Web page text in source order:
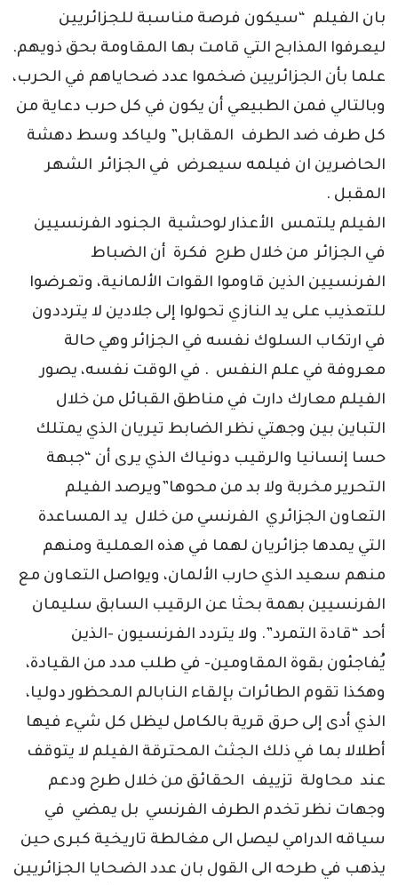
بان الفيلم “سيكون فرصة مناسبة للجزائريين
ليعرفوا المذابح التي قامت بها المقاومة بحق ذويهم.
علما بأن الجزائريين ضخموا عدد ضحاياهم في الحرب،
وبالتالي فمن الطبيعي أن يكون في كل حرب دعاية من
كل طرف ضد الطرف المقابل” ولياكد وسط دهشة
الحاضرين ان فيلمه سيعرض في الجزائر الشهر
المقبل .
الفيلم يلتمس الأعذار لوحشية الجنود الفرنسيين
في الجزائر من خلال طرح فكرة أن الضباط
الفرنسيين الذين قاوموا القوات الألمانية، وتعرضوا
للتعذيب على يد النازي تحولوا إلى جلادين لا يترددون
في ارتكاب السلوك نفسه في الجزائر وهي حالة
معروفة في علم النفس . في الوقت نفسه، يصور
الفيلم معارك دارت في مناطق القبائل من خلال
التباين بين وجهتي نظر الضابط تيريان الذي يمتلك
حسا إنسانيا والرقيب دونياك الذي يرى أن “جبهة
التحرير مخربة ولا بد من محوها”ويرصد الفيلم
التعاون الجزائري الفرنسي من خلال يد المساعدة
التي يمدها جزائريان لهما في هذه العملية ومنهم
منهم سعيد الذي حارب الألمان، ويواصل التعاون مع
الفرنسيين بهمة بحثا عن الرقيب السابق سليمان
أحد “قادة التمرد”. ولا يتردد الفرنسيون -الذين
يُفاجئون بقوة المقاومين- في طلب مدد من القيادة،
وهكذا تقوم الطائرات بإلقاء النابالم المحظور دوليا،
الذي أدى إلى حرق قرية بالكامل ليظل كل شيء فيها
أطلالا بما في ذلك الجثث المحترقة الفيلم لا يتوقف
عند محاولة تزييف الحقائق من خلال طرح ودعم
وجهات نظر تخدم الطرف الفرنسي بل يمضي في
سياقه الدرامي ليصل الى مغالطة تاريخية كبرى حين
يذهب في طرحه الى القول بان عدد الضحايا الجزائريين